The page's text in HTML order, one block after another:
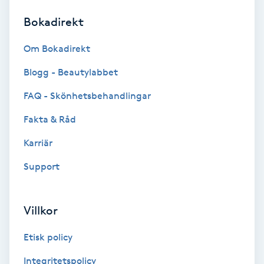
Brynformning
Brynfärgning
Bröllopsuppsättning
Celluliter
Color correction
Bokadirekt
Om Bokadirekt
Blogg - Beautylabbet
FAQ - Skönhetsbehandlingar
Fakta & Råd
Karriär
Support
Villkor
Etisk policy
Integritetspolicy